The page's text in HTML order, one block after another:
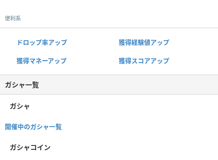
便利系
ドロップ率アップ 獲得経験値アップ
獲得マネーアップ 獲得スコアアップ
ガシャ一覧
ガシャ
開催中のガシャ一覧
ガシャコイン